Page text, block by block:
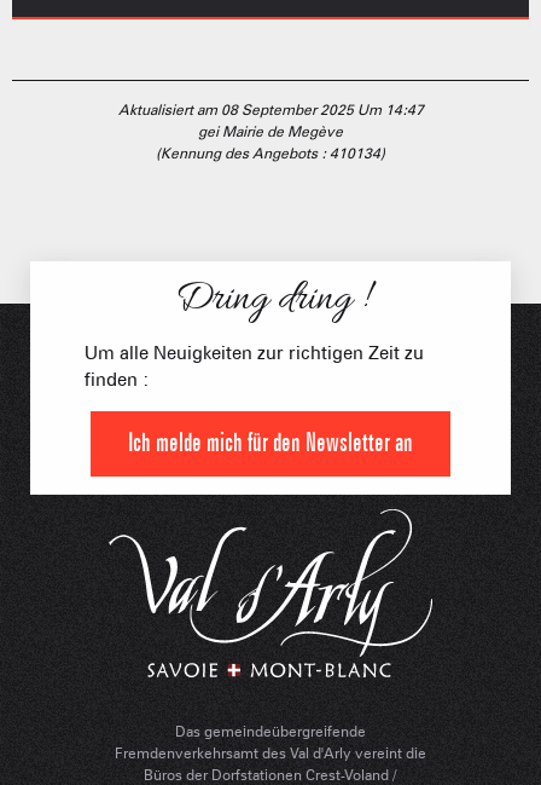
Aktualisiert am 08 September 2025 Um 14:47
gei Mairie de Megève
(Kennung des Angebots : 410134)
Das gemeindeübergreifende
Fremdenverkehrsamt des Val d'Arly vereint die
Büros der Dorfstationen Crest-Voland /
Dring dring !
Um alle Neuigkeiten zur richtigen Zeit zu
finden :
Ich melde mich für den Newsletter an